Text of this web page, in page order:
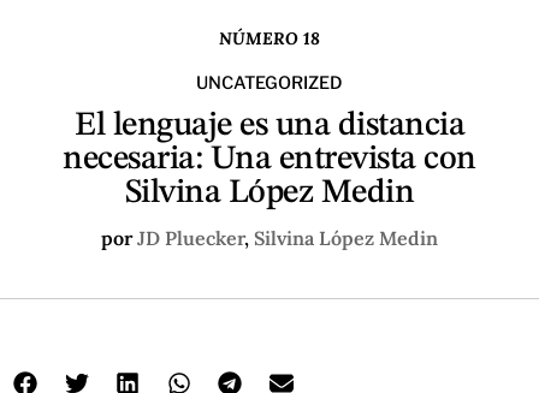
NÚMERO 18
UNCATEGORIZED
El lenguaje es una distancia
necesaria: Una entrevista con
Silvina López Medin
porJD Pluecker, Silvina López Medin